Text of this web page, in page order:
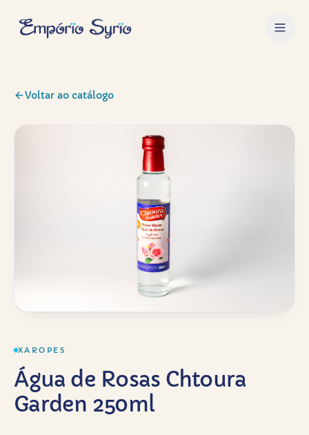
Voltar ao catálogo
XAROPES
Água de Rosas Chtoura
Garden 250ml